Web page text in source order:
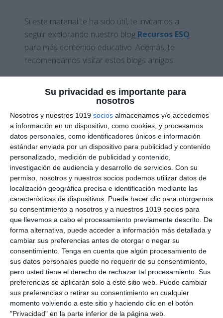
Su privacidad es importante para
nosotros
Nosotros y nuestros 1019 socios almacenamos y/o accedemos
a información en un dispositivo, como cookies, y procesamos
datos personales, como identificadores únicos e información
estándar enviada por un dispositivo para publicidad y contenido
personalizado, medición de publicidad y contenido,
investigación de audiencia y desarrollo de servicios. Con su
permiso, nosotros y nuestros socios podemos utilizar datos de
localización geográfica precisa e identificación mediante las
características de dispositivos. Puede hacer clic para otorgarnos
su consentimiento a nosotros y a nuestros 1019 socios para
que llevemos a cabo el procesamiento previamente descrito. De
forma alternativa, puede acceder a información más detallada y
cambiar sus preferencias antes de otorgar o negar su
consentimiento. Tenga en cuenta que algún procesamiento de
sus datos personales puede no requerir de su consentimiento,
pero usted tiene el derecho de rechazar tal procesamiento. Sus
preferencias se aplicarán solo a este sitio web. Puede cambiar
sus preferencias o retirar su consentimiento en cualquier
momento volviendo a este sitio y haciendo clic en el botón
"Privacidad" en la parte inferior de la página web.
Si este material te ha sido útil, te invitamos a
seguir explorando nuestro blog Recursos ESO
para más contenido educativo. Además, te
recomendamos visitar estos blogs amigos:
educativos para diversas áreas del
conocimiento.
Actividades de Infantil y Primaria:
Propuestas creativas para los más
pequeños.
DESCARGA AL FINAL
EL PDF
Escribe tu correo electrónico…
Suscribirse